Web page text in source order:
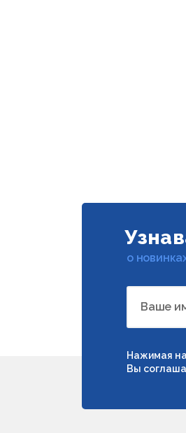
о
Ваше
Нажимая
Вы